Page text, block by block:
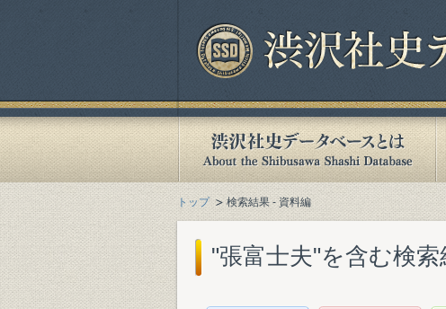
トップ 検索結果 - 資料編
"張富士夫"を含む検索